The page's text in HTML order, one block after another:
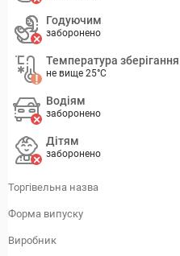
Годуючим
заборонено
Температура зберігання
не вище 25°C
Водіям
заборонено
Дітям
заборонено
Торгівельна назва
Форма випуску
Виробник